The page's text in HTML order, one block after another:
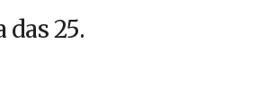
25.